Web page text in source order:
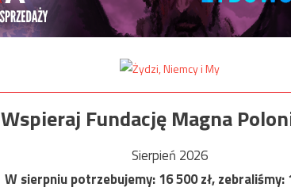
Wspieraj Fundację Magna
Sierpień 2026
W sierpniu potrzebujemy:16 500zł, zebraliśmy: